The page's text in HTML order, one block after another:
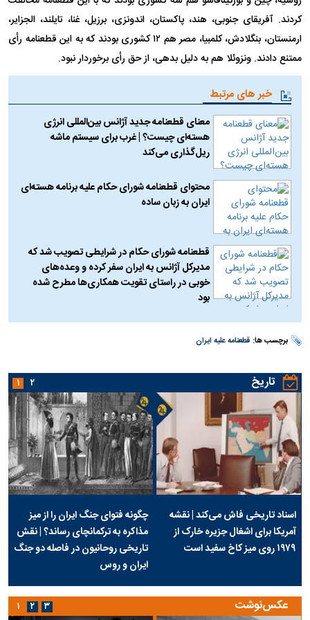
کردند. آفریقای جنوبی، هند، پاکستان، اندونزی، برزیل، غنا، تایلند، الجزایر،
ارمنستان، بنگلادش، کلمبیا، مصر هم ۱۲ کشوری بودند که به این قطعنامه رأی
ممتنع دادند. ونزوئلا هم به دلیل بدهی، از حق رأی برخوردار نبود.
خبر های مرتبط
معنای قطعنامه جدید آژانس بین‌المللی انرژی
هسته‌ای چیست؟ | غرب برای سیستم ماشه
ریل‌گذاری می‌کند
محتوای قطعنامه شورای حکام علیه برنامه هسته‌ای
ایران به زبان ساده
قطعنامه شورای حکام در شرایطی تصویب شد که
مدیرکل آژانس به ایران سفر کرده و وعده‌های
خوبی در راستای تقویت همکاری‌ها مطرح شده
بود
برچسب ها: قطعنامه علیه ایران
تاریخ
اسناد تاریخی فاش می‌کند | نقشه
آمریکا برای اشغال جزیره خارک از
۱۹۷۹ روی میز کاخ سفید است
چگونه فتوای جنگ ایران را از میز
مذاکره به ترکمانچای رساند؟ | نقش
تاریخی روحانیون در فاصله دو جنگ
ایران و روس
۱ ۲
عکس‌نوشت ۱ ۲ ۳